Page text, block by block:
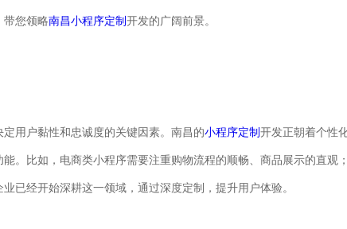
带您领略南昌小程序定制开发的广阔前景。
用户黏性和忠诚度的关键因素。南昌的小程序定制开发正朝着个性
。比如，电商类小程序需要注重购物流程的顺畅、商品展示的直观
已经开始深耕这一领域，通过深度定制，提升用户体验。